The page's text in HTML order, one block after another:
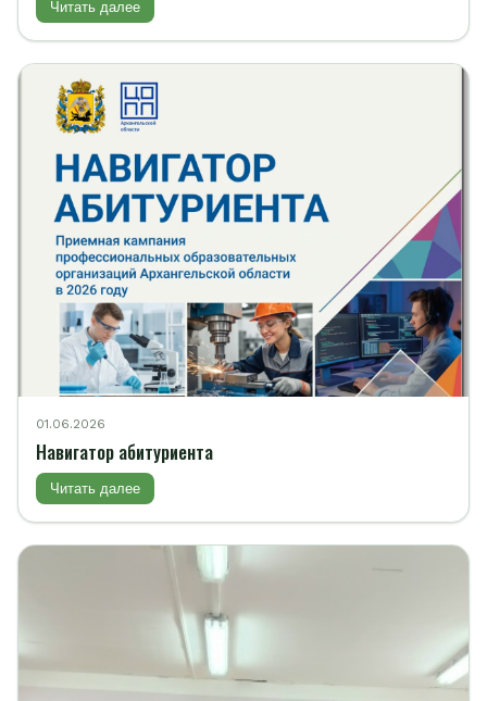
Читать далее
01.06.2026
Навигатор абитуриента
Читать далее